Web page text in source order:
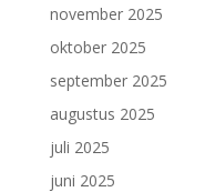
november 2025
oktober 2025
september 2025
augustus 2025
juli 2025
juni 2025